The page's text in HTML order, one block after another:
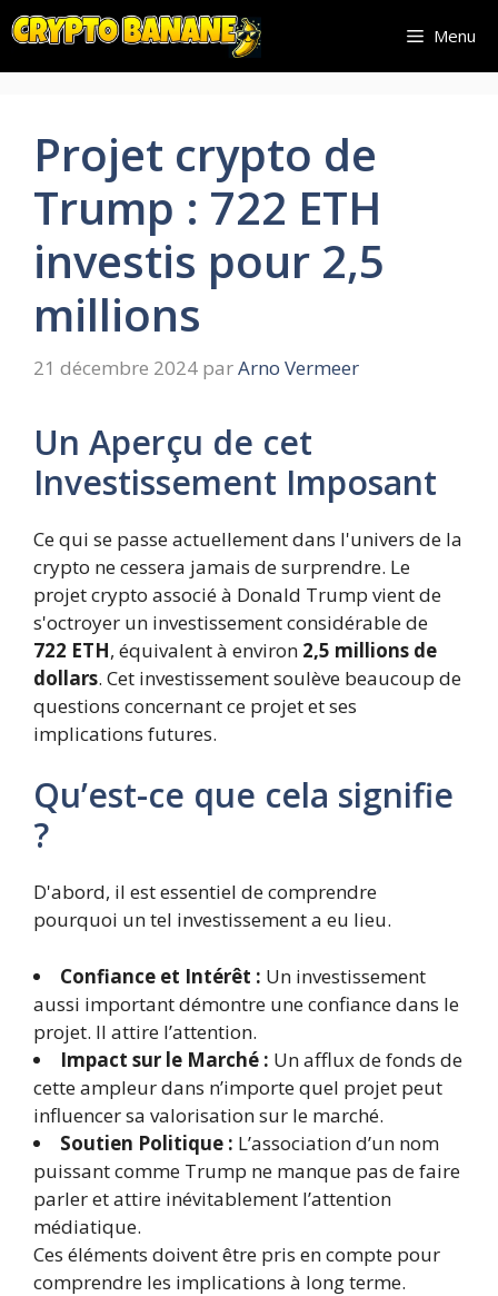
Aller
au
contenu
Menu
Projet crypto de
Trump : 722 ETH
investis pour 2,5
millions
21 décembre 2024 parArno Vermeer
Un Aperçu de cet
Investissement Imposant
Ce qui se passe actuellement dans l'univers de la
crypto ne cessera jamais de surprendre. Le
projet crypto associé à Donald Trump vient de
s'octroyer un investissement considérable de
722 ETH, équivalent à environ 2,5 millions de
dollars. Cet investissement soulève beaucoup de
questions concernant ce projet et ses
implications futures.
Qu’est-ce que cela signifie
?
D'abord, il est essentiel de comprendre
pourquoi un tel investissement a eu lieu.
Confiance et Intérêt : Un investissement
aussi important démontre une confiance dans le
projet. Il attire l’attention.
Impact sur le Marché : Un afflux de fonds de
cette ampleur dans n’importe quel projet peut
influencer sa valorisation sur le marché.
Soutien Politique : L’association d’un nom
puissant comme Trump ne manque pas de faire
parler et attire inévitablement l’attention
médiatique.
Ces éléments doivent être pris en compte pour
comprendre les implications à long terme.